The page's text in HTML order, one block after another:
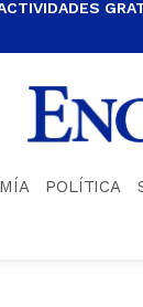
POLÍTICA